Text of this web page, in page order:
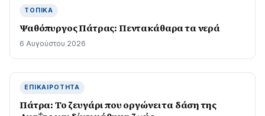
ΤΟΠΙΚΆ
Ψαθόπυργος Πάτρας: Πεντακάθαρα τα νερά
6 Αυγούστου 2026
ΕΠΙΚΑΙΡΌΤΗΤΑ
Πάτρα: Το ζευγάρι που οργώνει τα δάση της